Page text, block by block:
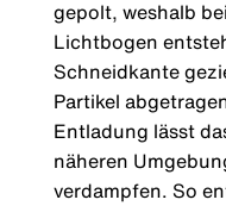
gepolt, weshalb
Lichtbogen
Schneidkante
Partikel
Entladung lässt
näheren
verdampfen. So